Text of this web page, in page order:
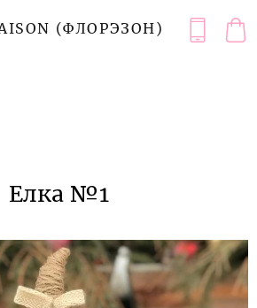
(ФЛОРЭЗОН)
Елка №1